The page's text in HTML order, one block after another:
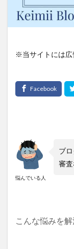
※当サイトには広
悩んでいる人
ブ
審
こんな悩みを解